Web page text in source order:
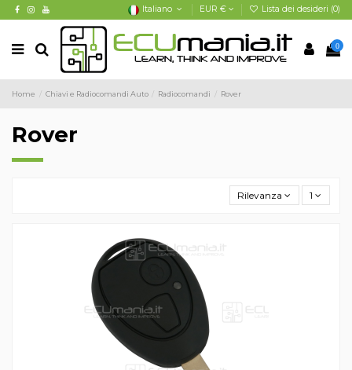
Italiano EUR € Lista dei desideri (0)
0
Home Chiavi e Radiocomandi Auto Radiocomandi Rover
Rover
Rilevanza 1